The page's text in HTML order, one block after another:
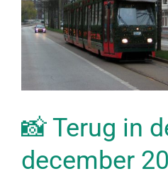
📸 Terug in
december